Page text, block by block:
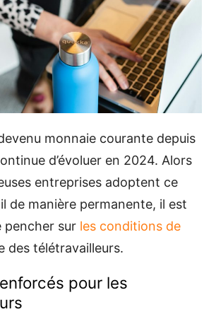
monnaie courante depuis
d’évoluer en 2024. Alors
entreprises adoptent ce
de manière permanente, il est
pencher sur les conditions de
des télétravailleurs.
pour les